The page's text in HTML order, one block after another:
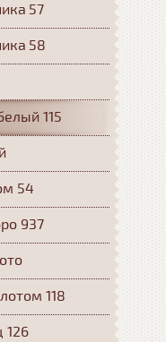
57
58
115
54
937
118
126